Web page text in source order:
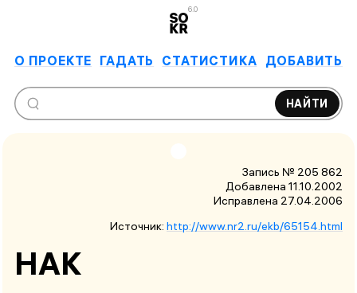
6.0
О ПРОЕКТЕ ГАДАТЬ СТАТИСТИКА ДОБАВИТЬ
НАЙТИ
Запись № 205 862
Добавлена 11.10.2002
Исправлена 27.04.2006
Источник: http://www.nr2.ru/ekb/65154.html
НАК